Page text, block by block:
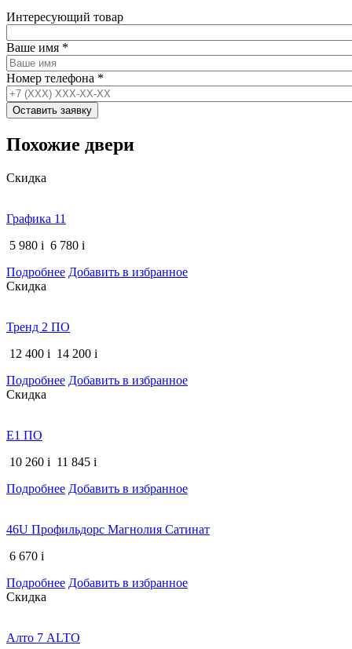
Интересующий товар
Ваше имя *
Номер телефона *
Похожие двери
Скидка
Графика 11
5 980 i 6 780 i
Подробнее Добавить в избранное
Скидка
Тренд 2 ПО
12 400 i 14 200 i
Подробнее Добавить в избранное
Скидка
E1 ПО
10 260 i 11 845 i
Подробнее Добавить в избранное
46U Профильдорс Магнолия Сатинат
6 670 i
Подробнее Добавить в избранное
Скидка
Алто 7 ALTO